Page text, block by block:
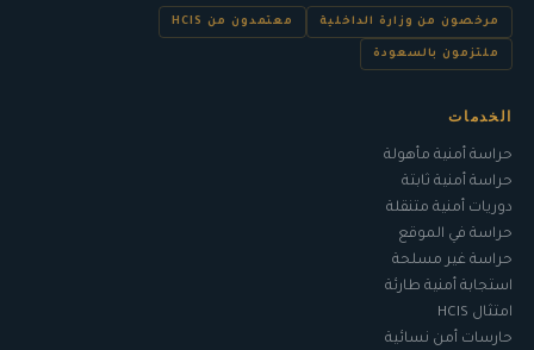
مرخصون من وزارة الداخلية معتمدون من HCIS
ملتزمون بالسعودة
الخدمات
حراسة أمنية مأهولة
حراسة أمنية ثابتة
دوريات أمنية متنقلة
حراسة في الموقع
حراسة غير مسلحة
استجابة أمنية طارئة
امتثال HCIS
حارسات أمن نسائية